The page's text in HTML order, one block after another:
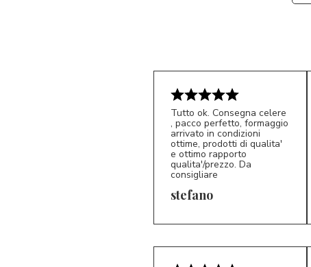
S*
Tutto ok. Consegna celere
, pacco perfetto, formaggio
arrivato in condizioni
ottime, prodotti di qualita'
e ottimo rapporto
qualita'/prezzo. Da
consigliare
stefano